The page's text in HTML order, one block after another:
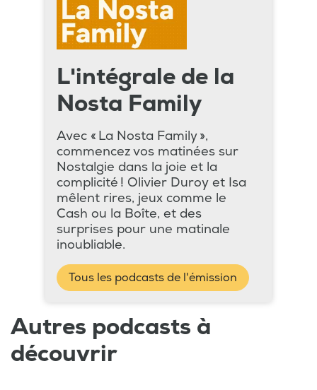
L'intégrale de la
Nosta Family
Avec « La Nosta Family »,
commencez vos matinées sur
Nostalgie dans la joie et la
complicité ! Olivier Duroy et Isa
mêlent rires, jeux comme le
Cash ou la Boîte, et des
surprises pour une matinale
inoubliable.
Tous les podcasts de l'émission
Autres podcasts à
découvrir